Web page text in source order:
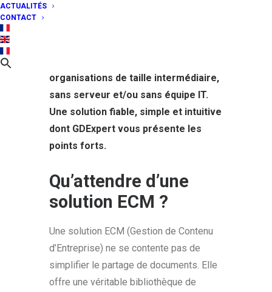
ACTUALITÉS
CONTACT
de serveurs internes puissants,
organisations de taille intermédiaire,
sans serveur et/ou sans équipe IT.
Une solution fiable, simple et intuitive
dont GDExpert vous présente les
points forts.
Qu’attendre d’une
solution ECM ?
Une solution ECM (Gestion de Contenu
d’Entreprise) ne se contente pas de
simplifier le partage de documents. Elle
offre une véritable bibliothèque de